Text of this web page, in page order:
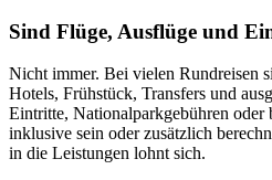
Sind Flüge, Ausflüge und
Nicht immer. Bei vielen Rundreisen
Hotels, Frühstück, Transfers und
Eintritte, Nationalparkgebühren oder
inklusive sein oder zusätzlich
in die Leistungen lohnt sich.